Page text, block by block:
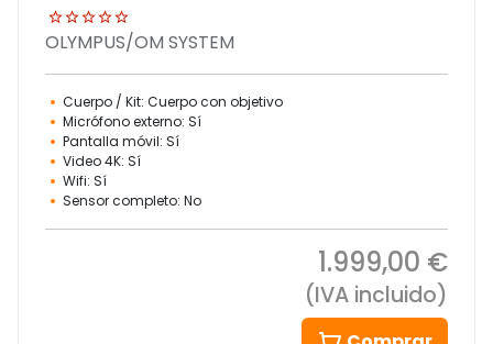
OLYMPUS/OM SYSTEM
Cuerpo / Kit: Cuerpo con objetivo
Micrófono externo: Sí
Pantalla móvil: Sí
Video 4K: Sí
Wifi: Sí
Sensor completo: No
1.999,00 €
(IVA incluido)